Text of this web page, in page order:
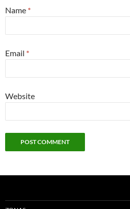
Name *
Email *
Website